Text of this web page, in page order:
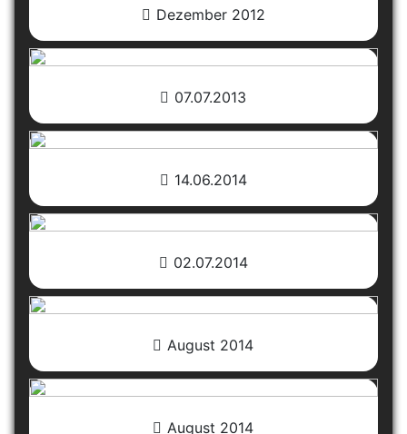
Dezember 2012
07.07.2013
14.06.2014
02.07.2014
August 2014
August 2014